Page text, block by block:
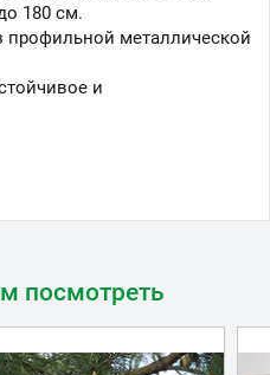
180 см.
профильной металлической
и
посмотреть